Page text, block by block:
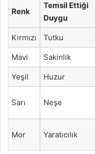
Renk
Temsil Ettiği
Duygu
Kırmızı Tutku
Mavi Sakinlik
Yeşil Huzur
Sarı Neşe
Mor Yaratıcılık